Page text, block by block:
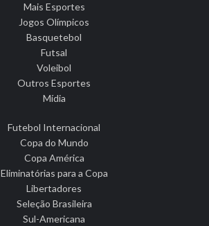
Mais Esportes
Jogos Olímpicos
Basquetebol
Futsal
Voleibol
Outros Esportes
Mídia
Futebol Internacional
Copa do Mundo
Copa América
Eliminatórias para a Copa
Libertadores
Seleção Brasileira
Sul-Americana